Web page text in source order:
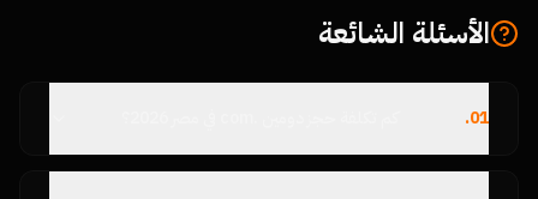
الأسئلة الشائعة
01
.